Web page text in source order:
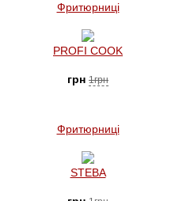
Фритюрниці
PROFI COOK
грн 1грн
Фритюрниці
STEBA